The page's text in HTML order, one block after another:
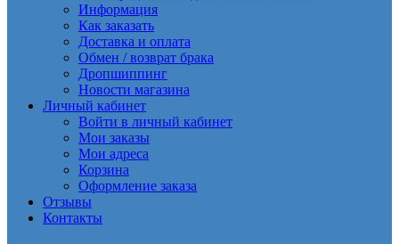
Информация
Как заказать
Доставка и оплата
Обмен / возврат брака
Дропшиппинг
Новости магазина
Личный кабинет
Войти в личный кабинет
Мои заказы
Мои адреса
Корзина
Оформление заказа
Отзывы
Контакты